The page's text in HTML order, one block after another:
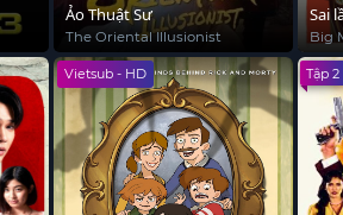
Ảo Thuật Sư
The Oriental Illusionist
Sai
Big
Vietsub - HD Tập 2